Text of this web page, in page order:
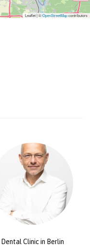
Leaflet | ©OpenStreetMapcontributors
Dental Clinic in Berlin